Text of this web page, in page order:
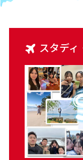
スタデ